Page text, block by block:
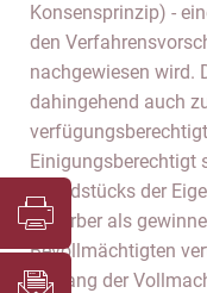
Konsensprinzip) -
den
nachgewiesen wird.
dahingehend auch
Einigungsberechtigt
Grundstücks der
Erwerber als
Bevollmächtigten
Umfang der